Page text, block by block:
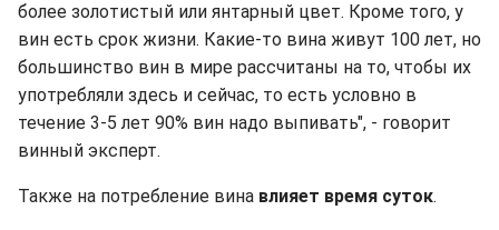
более золотистый или янтарный цвет. Кроме того, у
вин есть срок жизни. Какие-то вина живут 100 лет, но
большинство вин в мире рассчитаны на то, чтобы их
употребляли здесь и сейчас, то есть условно в
течение 3-5 лет 90% вин надо выпивать", - говорит
винный эксперт.
Также на потребление вина влияет время суток.